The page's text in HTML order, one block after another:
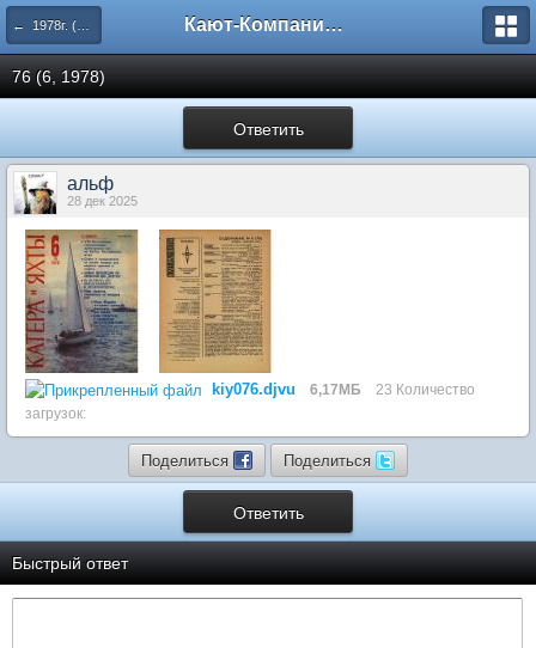
← 1978г. (71-76 номера) Кают-Компания "Катера и Яхты"
76 (6, 1978)
Ответить
альф
28 дек 2025
kiy076.djvu 6,17МБ
23 Количество
загрузок:
Поделиться Поделиться
Ответить
Быстрый ответ